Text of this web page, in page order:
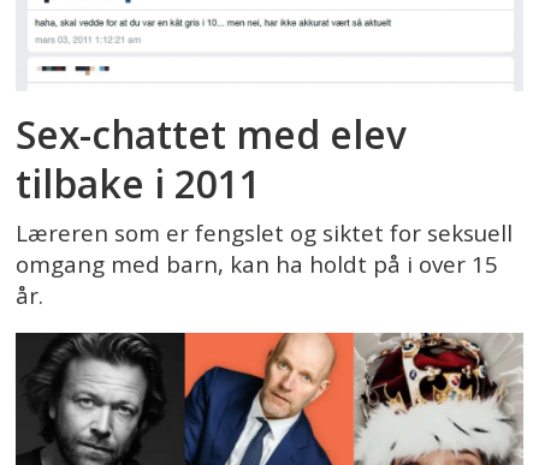
Sex-chattet med elev
tilbake i 2011
Læreren som er fengslet og siktet for seksuell
omgang med barn, kan ha holdt på i over 15
år.